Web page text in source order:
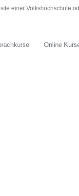
einer Volkshochschule
Online